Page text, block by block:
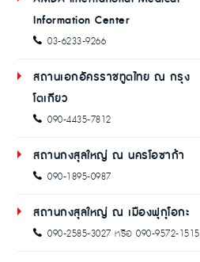
Information Center
03-6233-9266
สถานเอกอัครราชทูตไทย ณ กรุง
โตเกียว
090-4435-7812
สถานกงสุลใหญ่ ณ นครโอซาก้า
090-1895-0987
สถานกงสุลใหญ่ ณ เมืองฟุกุโอกะ
090-2585-3027 หรือ 090-9572-1515